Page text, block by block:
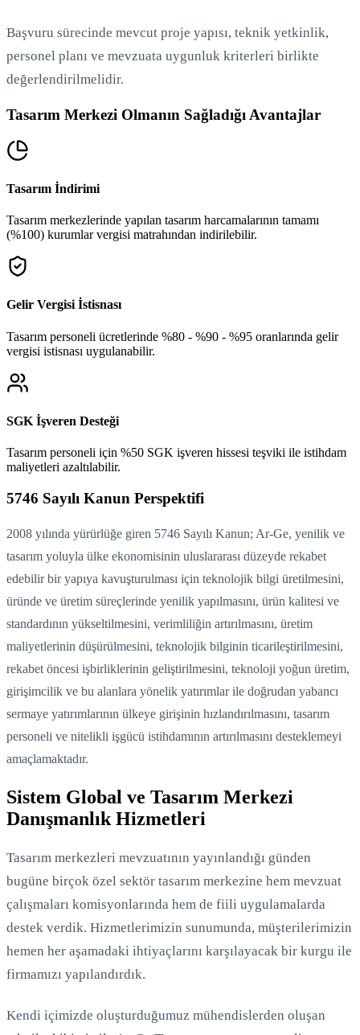
Başvuru sürecinde mevcut proje yapısı, teknik yetkinlik,
personel planı ve mevzuata uygunluk kriterleri birlikte
değerlendirilmelidir.
Tasarım Merkezi Olmanın Sağladığı Avantajlar
Tasarım İndirimi
Tasarım merkezlerinde yapılan tasarım harcamalarının tamamı
(%100) kurumlar vergisi matrahından indirilebilir.
Gelir Vergisi İstisnası
Tasarım personeli ücretlerinde %80 - %90 - %95 oranlarında gelir
vergisi istisnası uygulanabilir.
SGK İşveren Desteği
Tasarım personeli için %50 SGK işveren hissesi teşviki ile istihdam
maliyetleri azaltılabilir.
5746 Sayılı Kanun Perspektifi
2008 yılında yürürlüğe giren 5746 Sayılı Kanun; Ar-Ge, yenilik ve
tasarım yoluyla ülke ekonomisinin uluslararası düzeyde rekabet
edebilir bir yapıya kavuşturulması için teknolojik bilgi üretilmesini,
üründe ve üretim süreçlerinde yenilik yapılmasını, ürün kalitesi ve
standardının yükseltilmesini, verimliliğin artırılmasını, üretim
maliyetlerinin düşürülmesini, teknolojik bilginin ticarileştirilmesini,
rekabet öncesi işbirliklerinin geliştirilmesini, teknoloji yoğun üretim,
girişimcilik ve bu alanlara yönelik yatırımlar ile doğrudan yabancı
sermaye yatırımlarının ülkeye girişinin hızlandırılmasını, tasarım
personeli ve nitelikli işgücü istihdamının artırılmasını desteklemeyi
amaçlamaktadır.
Sistem Global ve Tasarım Merkezi
Danışmanlık Hizmetleri
Tasarım merkezleri mevzuatının yayınlandığı günden
bugüne birçok özel sektör tasarım merkezine hem mevzuat
çalışmaları komisyonlarında hem de fiili uygulamalarda
destek verdik. Hizmetlerimizin sunumunda, müşterilerimizin
hemen her aşamadaki ihtiyaçlarını karşılayacak bir kurgu ile
firmamızı yapılandırdık.
Kendi içimizde oluşturduğumuz mühendislerden oluşan